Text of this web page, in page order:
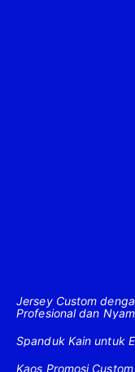
Jersey Custom
Profesional dan
Spanduk Kain untuk
Kaos Promosi